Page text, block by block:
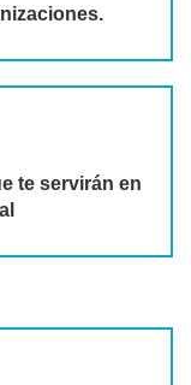
te servirán en